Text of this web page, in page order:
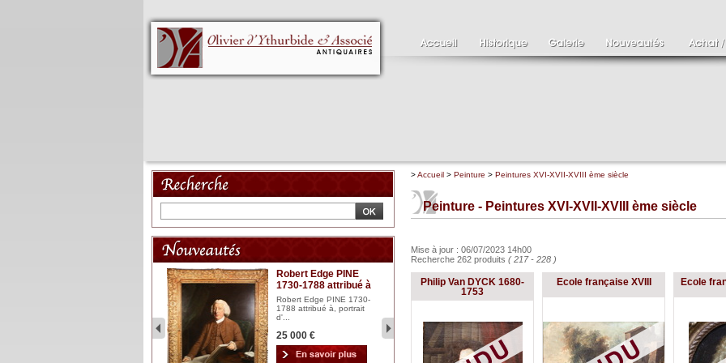
Robert Edge PINE
1730-1788 attribué à
Robert Edge PINE 1730-
1788 attribué à, portrait
d'...
25 000 €
Clément SERVEAU
1886-1972
Clément SERVEAU 1886-
2 500 € 1
>Accueil > Peinture > Peintures XVI-XVII-XVIII ème siècle
Peinture - Peintures XVI-XVII-XVIII ème siècle
Mise à jour : 06/07/2023 14h00
Recherche 262 produits ( 217 - 228 )
Philip Van DYCK 1680-
1753
Ecole française XVIII Ecole